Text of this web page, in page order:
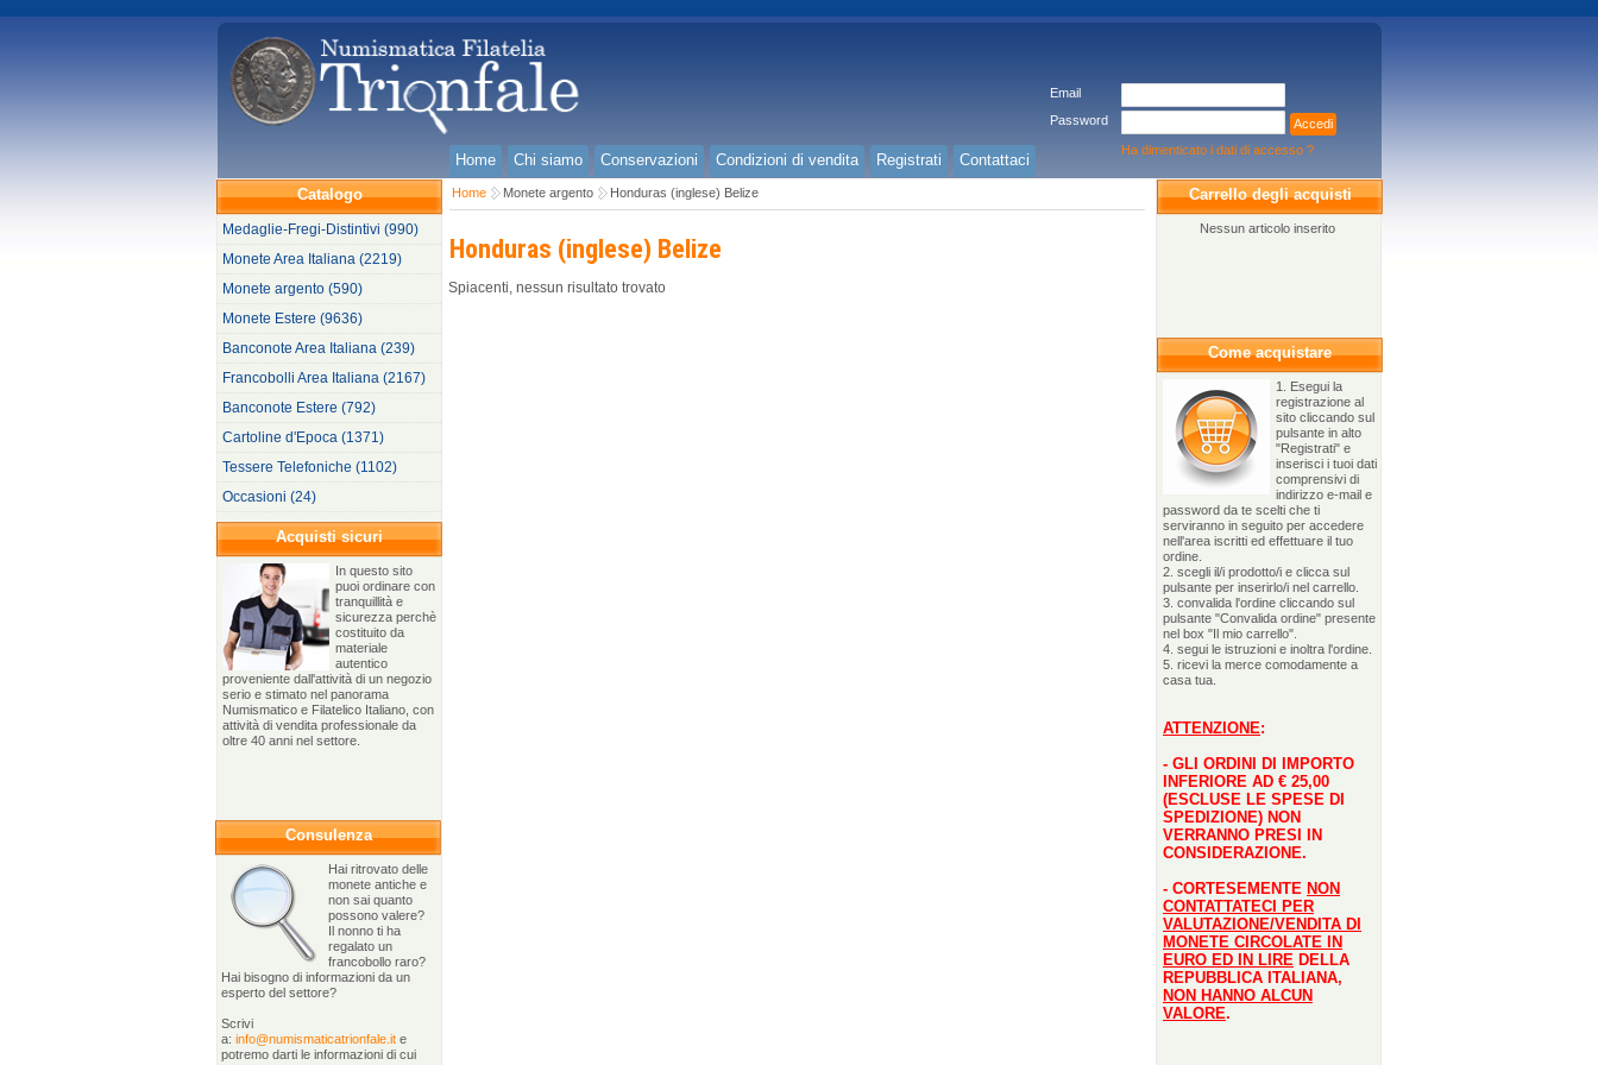
Email
Password
Accedi
Ha dimenticato i dati di accesso ?
Home Chi siamo Conservazioni Condizioni di vendita Registrati
Contattaci
Catalogo
Medaglie-Fregi-Distintivi (990)
Monete Area Italiana (2219)
Monete argento (590)
Monete Estere (9636)
Banconote Area Italiana (239)
Francobolli Area Italiana (2167)
Banconote Estere (792)
Cartoline d'Epoca (1371)
Tessere Telefoniche (1102)
Occasioni (24)
Acquisti sicuri
In questo sito
puoi ordinare con
tranquillità e
sicurezza perchè
costituito da
materiale
autentico
proveniente dall'attività di un negozio
serio e stimato nel panorama
Numismatico e Filatelico Italiano, con
attività di vendita professionale da
oltre 40 anni nel settore.
Consulenza
Hai ritrovato delle
monete antiche e
non sai quanto
possono valere?
Il nonno ti ha
regalato un
francobollo raro?
Hai bisogno di informazioni da un
esperto del settore?
Scrivi
a: info@numismaticatrionfale.it e
potremo darti le informazioni di cui
Carrello degli acquisti
Nessun articolo inserito
Come acquistare
1. Esegui la
registrazione al
sito cliccando sul
pulsante in alto
"Registrati" e
inserisci i tuoi dati
comprensivi di
indirizzo e-mail e
password da te scelti che ti
serviranno in seguito per accedere
nell'area iscritti ed effettuare il tuo
ordine.
2. scegli il/i prodotto/i e clicca sul
pulsante per inserirlo/i nel carrello.
3. convalida l'ordine cliccando sul
pulsante "Convalida ordine" presente
nel box "Il mio carrello".
4. segui le istruzioni e inoltra l'ordine.
5. ricevi la merce comodamente a
casa tua.
ATTENZIONE:
- GLI ORDINI DI IMPORTO
INFERIORE AD € 25,00
(ESCLUSE LE SPESE DI
SPEDIZIONE) NON
VERRANNO PRESI IN
CONSIDERAZIONE.
- CORTESEMENTE NON
CONTATTATECI PER
VALUTAZIONE/VENDITA DI
MONETE CIRCOLATE IN
EURO ED IN LIRE DELLA
REPUBBLICA ITALIANA,
NON HANNO ALCUN
VALORE.
Home Monete argento Honduras (inglese) Belize
Honduras (inglese) Belize
Spiacenti, nessun risultato trovato